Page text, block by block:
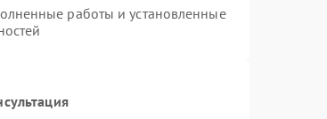
работы и установленные